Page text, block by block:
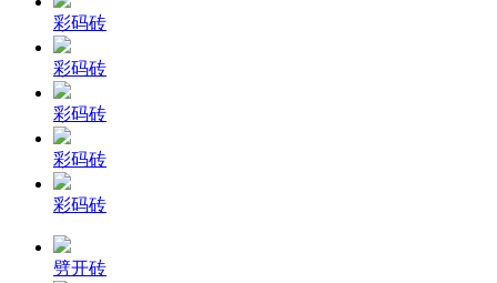
彩码砖
彩码砖
彩码砖
彩码砖
彩码砖
劈开砖